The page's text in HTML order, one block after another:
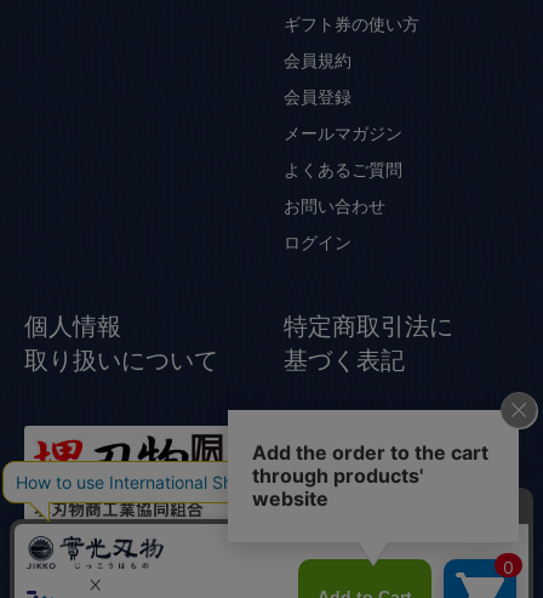
ギフト券の使い方
会員規約
会員登録
メールマガジン
よくあるご質問
お問い合わせ
ログイン
個人情報
取り扱いについて
特定商取引法に
基づく表記
© Jikko Japanese knife All rights reserved.